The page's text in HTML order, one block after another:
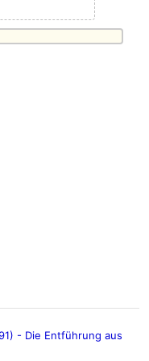
- Die Entführung aus